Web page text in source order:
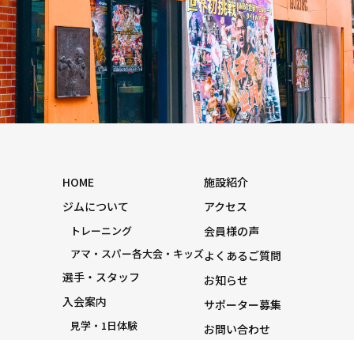
HOME
ジムについて
トレーニング
アマ・スパー各大会・キッズ
選手・スタッフ
入会案内
見学・1日体験
施設紹介
アクセス
会員様の声
よくあるご質問
お知らせ
サポーター募集
お問い合わせ